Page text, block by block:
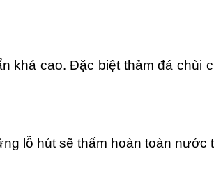
khá cao. Đặc biệt thảm đá chùi
lỗ hút sẽ thấm hoàn toàn nước